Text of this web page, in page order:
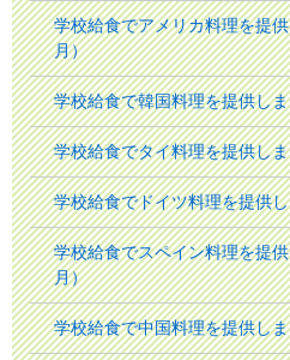
学校給食でアメリカ料理を提
月）
学校給食で韓国料理を提供し
学校給食でタイ料理を提供し
学校給食でドイツ料理を提供
学校給食でスペイン料理を提
月）
学校給食で中国料理を提供し